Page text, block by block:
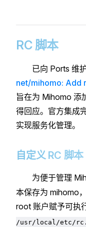
RC 脚本
已向 Ports 维
net/mihomo: Add
旨在为 Mihomo 添
得回应。官方集成
实现服务化管理。
自定义 RC 脚本
为便于管理
本保存为 mihomo
root 账户赋予可执
/usr/local/etc/